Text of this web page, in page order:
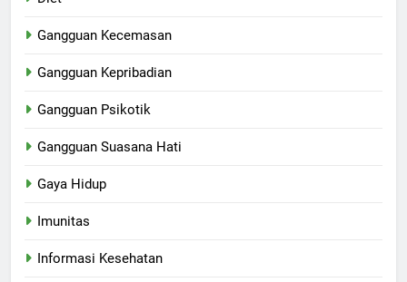
Gangguan Kecemasan
Gangguan Kepribadian
Gangguan Psikotik
Gangguan Suasana Hati
Gaya Hidup
Imunitas
Informasi Kesehatan